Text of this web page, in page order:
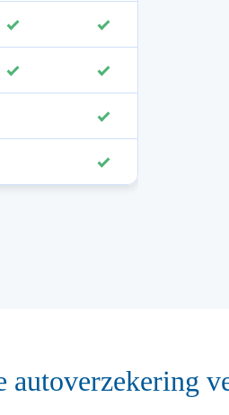
​ ​
​ ​
​
​
autoverzekering